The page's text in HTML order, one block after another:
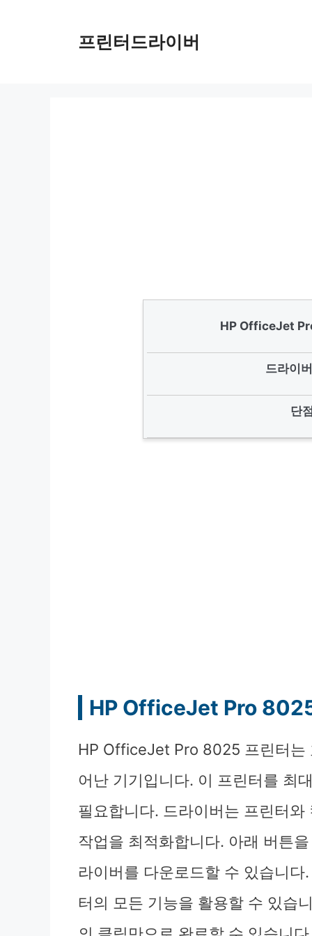
프린터드라이버
HP OfficeJet
드라이
단
HP OfficeJet Pro
HP OfficeJet Pro 8025 프린터는
어난 기기입니다. 이 프린터를 최
필요합니다. 드라이버는 프린터
작업을 최적화합니다. 아래 버튼
라이버를 다운로드할 수 있습니
터의 모든 기능을 활용할 수 있습